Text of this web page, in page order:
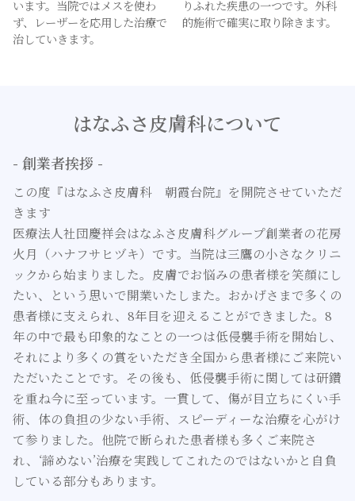
います。当院ではメスを使わ
ず、レーザーを応用した治療で
治していきます。
りふれた疾患の一つです。外科
的施術で確実に取り除きます。
はなふさ皮膚科について
- 創業者挨拶 -
この度『はなふさ皮膚科 朝霞台院』を開院させていただ
きます
医療法人社団慶祥会はなふさ皮膚科グループ創業者の花房
火月（ハナフサヒヅキ）です。当院は三鷹の小さなクリニ
ックから始まりました。皮膚でお悩みの患者様を笑顔にし
たい、という思いで開業いたしまた。おかげさまで多くの
患者様に支えられ、8年目を迎えることができました。8
年の中で最も印象的なことの一つは低侵襲手術を開始し、
それにより多くの賞をいただき全国から患者様にご来院い
ただいたことです。その後も、低侵襲手術に関しては研鑽
を重ね今に至っています。一貫して、傷が目立ちにくい手
術、体の負担の少ない手術、スピーディーな治療を心がけ
て参りました。他院で断られた患者様も多くご来院さ
れ、‘諦めない’治療を実践してこれたのではないかと自負
している部分もあります。